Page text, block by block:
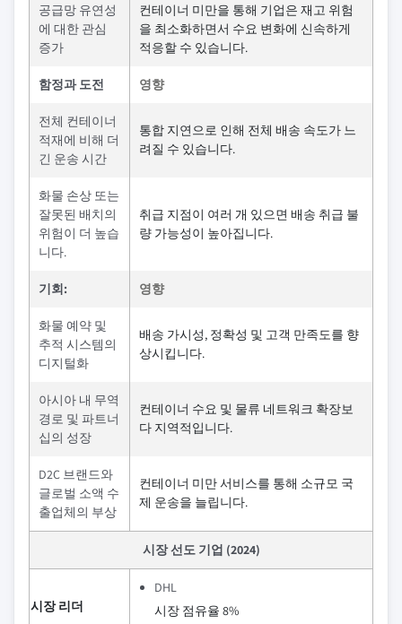
공급망 유연성
에 대한 관심
증가
컨테이너 미만을 통해 기업은 재고 위험
을 최소화하면서 수요 변화에 신속하게
적응할 수 있습니다.
함정과 도전 영향
전체 컨테이너
적재에 비해 더
긴 운송 시간
통합 지연으로 인해 전체 배송 속도가 느
려질 수 있습니다.
화물 손상 또는
잘못된 배치의
위험이 더 높습
니다.
취급 지점이 여러 개 있으면 배송 취급 불
량 가능성이 높아집니다.
기회: 영향
화물 예약 및
추적 시스템의
디지털화
배송 가시성, 정확성 및 고객 만족도를 향
상시킵니다.
아시아 내 무역
경로 및 파트너
십의 성장
컨테이너 수요 및 물류 네트워크 확장보
다 지역적입니다.
D2C 브랜드와
글로벌 소액 수
출업체의 부상
컨테이너 미만 서비스를 통해 소규모 국
제 운송을 늘립니다.
시장 선도 기업 (2024)
시장 리더
DHL
시장 점유율 8%